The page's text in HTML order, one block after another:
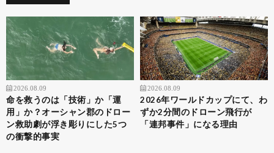
2026.08.09
命を救うのは「技術」か「運
用」か？オーシャン郡のドロー
ン救助劇が浮き彫りにした5つ
の衝撃的事実
2026.08.09
2026年ワールドカップにて、わ
ずか2分間のドローン飛行が
「連邦事件」になる理由